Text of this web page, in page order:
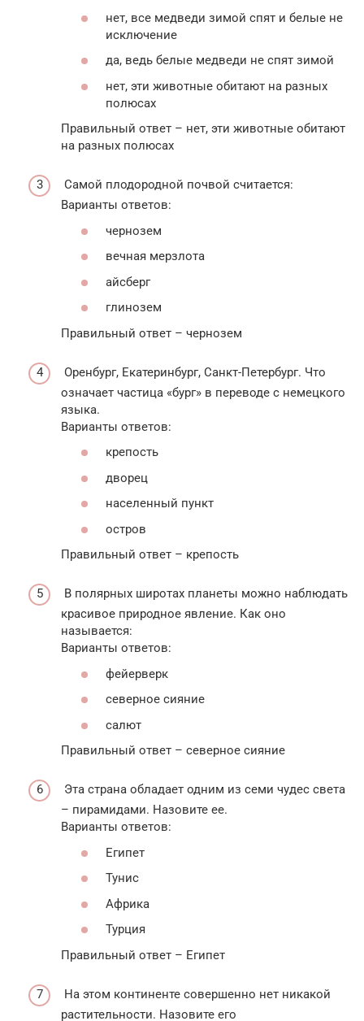
нет, все медведи зимой спят и белые не
исключение
да, ведь белые медведи не спят зимой
нет, эти животные обитают на разных
полюсах
Правильный ответ – нет, эти животные обитают
на разных полюсах
Самой плодородной почвой считается:
Варианты ответов:
чернозем
вечная мерзлота
айсберг
глинозем
Правильный ответ – чернозем
Оренбург, Екатеринбург, Санкт-Петербург. Что
означает частица «бург» в переводе с немецкого
языка.
Варианты ответов:
крепость
дворец
населенный пункт
остров
Правильный ответ – крепость
В полярных широтах планеты можно наблюдать
красивое природное явление. Как оно
называется:
Варианты ответов:
фейерверк
северное сияние
салют
Правильный ответ – северное сияние
Эта страна обладает одним из семи чудес света
– пирамидами. Назовите ее.
Варианты ответов:
Египет
Тунис
Африка
Турция
Правильный ответ – Египет
На этом континенте совершенно нет никакой
растительности. Назовите его